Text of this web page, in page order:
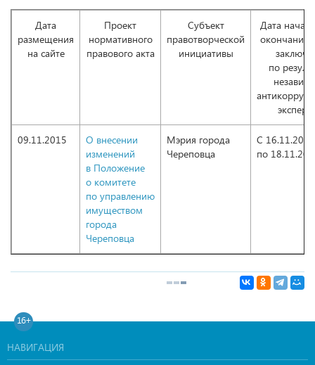
Дата
размещения
на сайте
Проект
нормативного
правового акта
Субъект
правотворческой
инициативы
Дата
окончания
по
09.11.2015
О внесении
изменений
в Положение
о комитете
по управлению
имуществом
города
Череповца
Мэрия города
Череповца
С 16.11.2015
по
16+
НАВИГАЦИЯ